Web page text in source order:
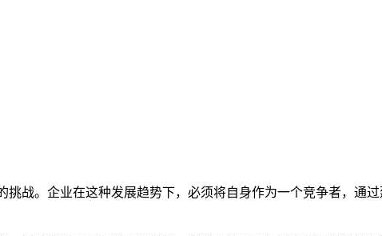
战。企业在这种发展趋势下，必须将自身作为一个竞争者，通